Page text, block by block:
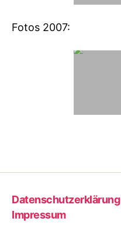
Fotos 2007:
Datenschutzerklärung
Impressum